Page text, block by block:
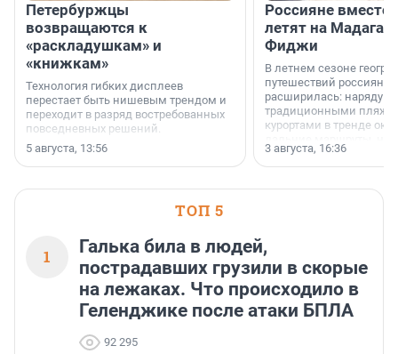
Петербуржцы
возвращаются к
«раскладушкам» и
«книжкам»
Технология гибких дисплеев
перестает быть нишевым трендом и
переходит в разряд востребованных
повседневных решений.
5 августа, 13:56
Россияне вместо
летят на
Фиджи
В летнем сезоне
путешествий россиян
расширилась: наряду с
традиционными
курортами в тренде
острова Африки и Азии,
свидетельствуют
3 августа, 16:36
ТОП 5
1
Галька била в людей,
пострадавших грузили в скорые
на лежаках. Что происходило в
Геленджике после атаки БПЛА
92 295